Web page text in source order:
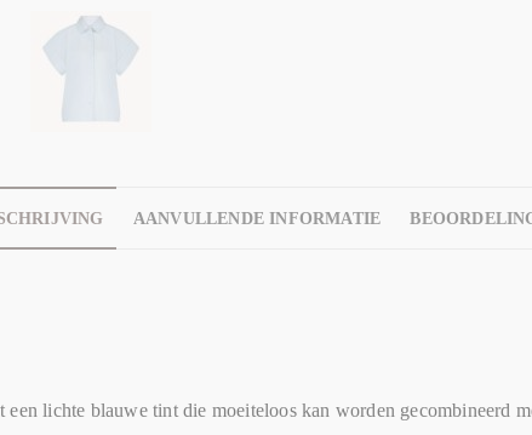
AANVULLENDE INFORMATIE
lichte blauwe tint die moeiteloos kan worden gecombineerd